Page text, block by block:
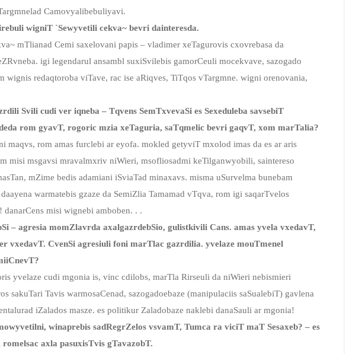
Camovyalibebuliyavi.
wigniT `Sewyvetili cekva~ bevri dainteresda.
mTlianad Cemi saxelovani papis – vladimer xeTagurovis cxovrebasa da
igi legendarul ansambl suxiSvilebis gamorCeuli mocekvave, sazogado
wignis redaqtoroba viTave, rac ise aRiqves, TiTqos vTargmne. wigni orenovania,
Svili cudi ver iqneba – Tqvens SemTxvevaSi es Sexeduleba savsebiT
rom gyavT, rogoric mzia xeTaguria, saTqmelic bevri gaqvT, xom marTalia?
maqvs, rom amas furclebi ar eyofa. mokled getyviT mxolod imas da es ar aris
misi msgavsi mravalmxriv niWieri, msofliosadmi keTilganwyobili, saintereso
mZime bedis adamiani iSviaTad minaxavs. misma uSurvelma bunebam
warmatebis gzaze da SemiZlia Tamamad vTqva, rom igi saqarTvelos
danarCens misi wignebi amboben. . .
– agresia momZlavrda axalgazrdebSio, gulistkivili Cans. amas yvela vxedavT,
vxedavT. CvenSi agresiuli foni marTlac gazrdilia. yvelaze mouTmenel
yvelaze cudi mgonia is, vinc cdilobs, marTla Rirseuli da niWieri nebismieri
sakuTari Tavis warmosaCenad, sazogadoebaze (manipulaciis saSualebiT) gavlena
iZalados masze. es politikur Zaladobaze naklebi danaSauli ar mgonia!
winaprebis sadRegrZelos vsvamT, Tumca ra viciT maT Sesaxeb? – es
axla pasuxisTvis gTavazobT.